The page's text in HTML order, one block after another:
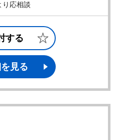
応相談
する
見る